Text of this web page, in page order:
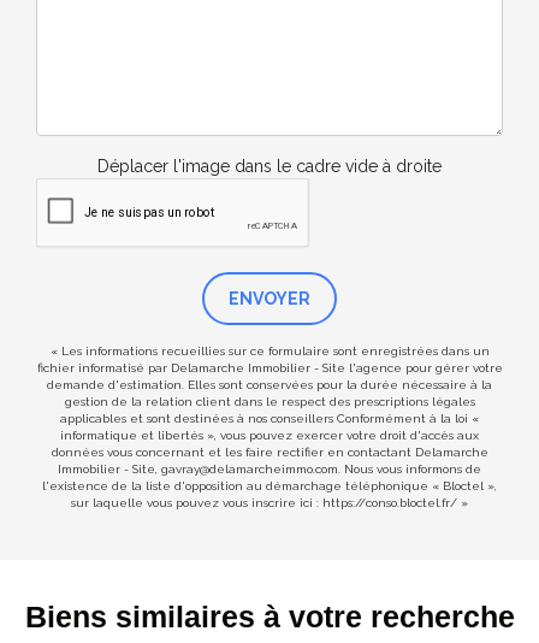
Déplacer l'image dans le cadre vide à droite
ENVOYER
« Les informations recueillies sur ce formulaire sont enregistrées dans un
fichier informatisé par Delamarche Immobilier - Site l'agence pour gérer votre
demande d'estimation. Elles sont conservées pour la durée nécessaire à la
gestion de la relation client dans le respect des prescriptions légales
applicables et sont destinées à nos conseillers Conformément à la loi «
informatique et libertés », vous pouvez exercer votre droit d'accès aux
données vous concernant et les faire rectifier en contactant Delamarche
Immobilier - Site, gavray@delamarcheimmo.com. Nous vous informons de
l'existence de la liste d'opposition au démarchage téléphonique « Bloctel »,
sur laquelle vous pouvez vous inscrire ici : https://conso.bloctel.fr/ »
Biens similaires à votre recherche